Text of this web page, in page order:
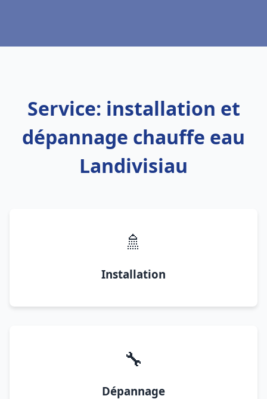
Service: installation et
dépannage chauffe eau
Landivisiau
🚿
Installation
🔧
Dépannage